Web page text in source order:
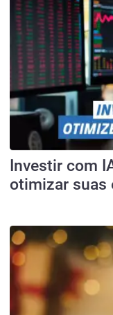
Investir com
otimizar suas